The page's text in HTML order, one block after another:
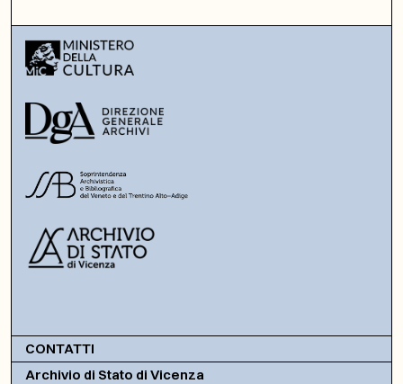
CONTATTI
Archivio di Stato di Vicenza